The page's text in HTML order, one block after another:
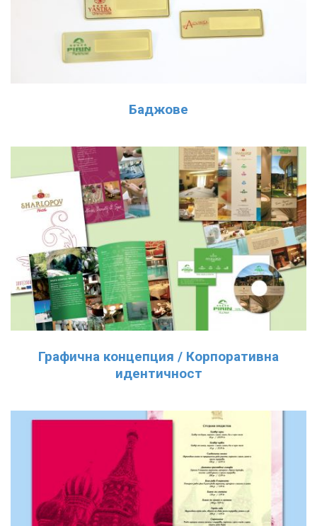
Баджове
Графична концепция / Корпоративна
идентичност